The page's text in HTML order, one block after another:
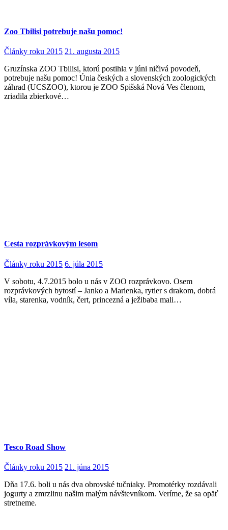
Zoo Tbilisi potrebuje našu pomoc!
Články roku 2015 21. augusta 2015
Gruzínska ZOO Tbilisi, ktorú postihla v júni ničivá povodeň,
potrebuje našu pomoc! Únia českých a slovenských zoologických
záhrad (UCSZOO), ktorou je ZOO Spišská Nová Ves členom,
zriadila zbierkové…
Cesta rozprávkovým lesom
Články roku 2015 6. júla 2015
V sobotu, 4.7.2015 bolo u nás v ZOO rozprávkovo. Osem
rozprávkových bytostí – Janko a Marienka, rytier s drakom, dobrá
víla, starenka, vodník, čert, princezná a ježibaba mali…
Tesco Road Show
Články roku 2015 21. júna 2015
Dňa 17.6. boli u nás dva obrovské tučniaky. Promotérky rozdávali
jogurty a zmrzlinu našim malým návštevníkom. Veríme, že sa opäť
stretneme.